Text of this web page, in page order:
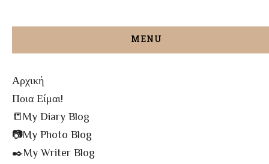
MENU
Αρχική
Ποια Είμαι!
📒My Diary Blog
📷My Photo Blog
✒️My Writer Blog